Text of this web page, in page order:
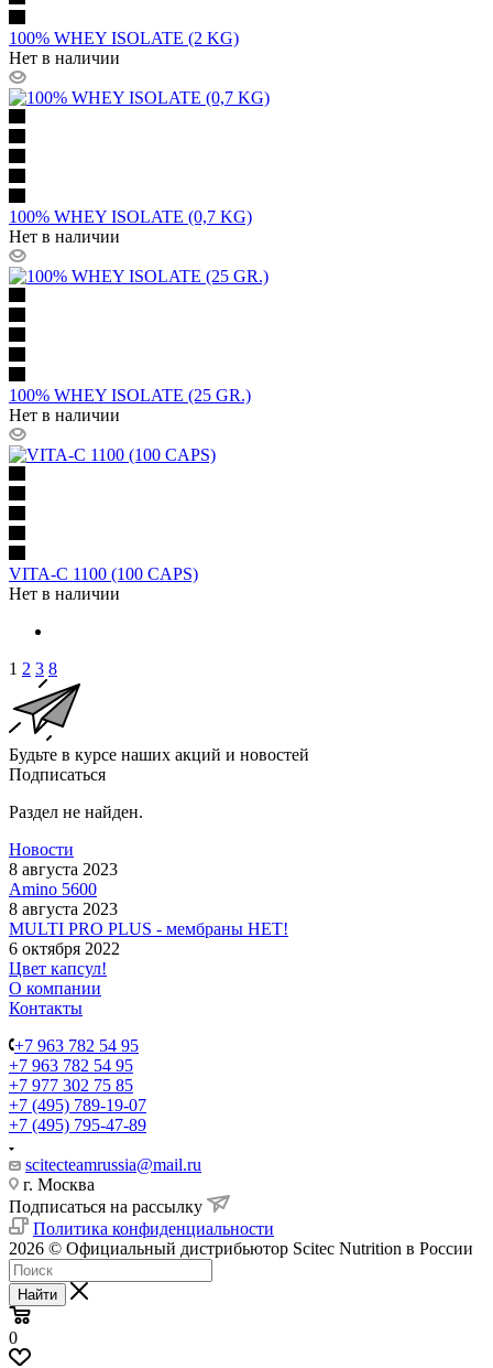
100% WHEY ISOLATE (2 KG)
Нет в наличии
100% WHEY ISOLATE (0,7 KG)
Нет в наличии
100% WHEY ISOLATE (25 GR.)
Нет в наличии
VITA-C 1100 (100 CAPS)
Нет в наличии
1 2 3 8
Будьте в курсе наших акций и новостей
Подписаться
Раздел не найден.
Новости
8 августа 2023
Amino 5600
8 августа 2023
MULTI PRO PLUS - мембраны НЕТ!
6 октября 2022
Цвет капсул!
О компании
Контакты
+7 963 782 54 95
+7 963 782 54 95
+7 977 302 75 85
+7 (495) 789-19-07
+7 (495) 795-47-89
scitecteamrussia@mail.ru
г. Москва
Подписаться на рассылку
Политика конфиденциальности
2026 © Официальный дистрибьютор Scitec Nutrition в России
Найти
0